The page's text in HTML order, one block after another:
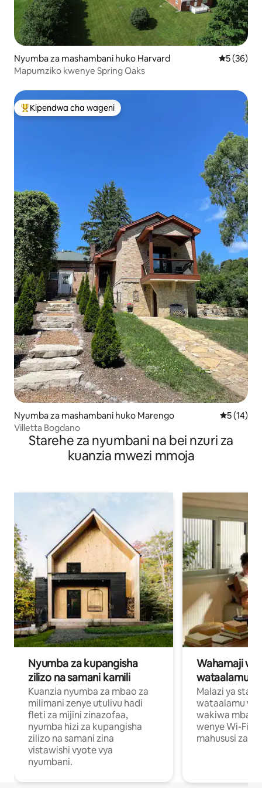
Nyumba za mashambani huko Harvard Ukadiriaji
5 (36)
Mapumziko kwenye Spring Oaks
Kipendwa maarufu cha wageni
Kipendwa cha wageni
Nyumba za mashambani huko Marengo Ukadiriaji
5 (14)
Villetta Bogdano
Starehe za nyumbani na bei nzuri za
kuanzia mwezi mmoja
Nyumba za kupangisha
zilizo na samani kamili
Kuanzia nyumba za mbao za
milimani zenye utulivu hadi
fleti za mijini zinazofaa,
nyumba hizi za kupangisha
zilizo na samani zina
vistawishi vyote vya
nyumbani.
Wahamaji
wataalamu
Malazi ya
wataalamu
wakiwa mbali
wenye Wi-Fi
mahususi za